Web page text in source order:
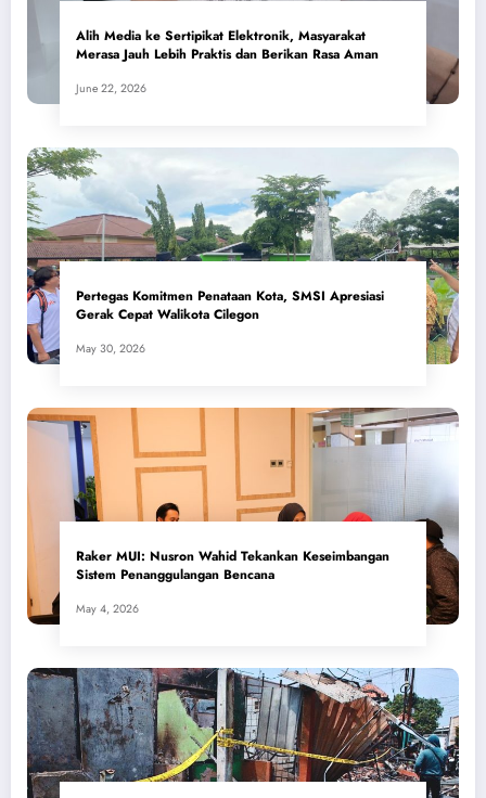
Alih Media ke Sertipikat Elektronik, Masyarakat
Merasa Jauh Lebih Praktis dan Berikan Rasa Aman
June 22, 2026
Pertegas Komitmen Penataan Kota, SMSI Apresiasi
Gerak Cepat Walikota Cilegon
May 30, 2026
​Raker MUI: Nusron Wahid Tekankan Keseimbangan
Sistem Penanggulangan Bencana
May 4, 2026